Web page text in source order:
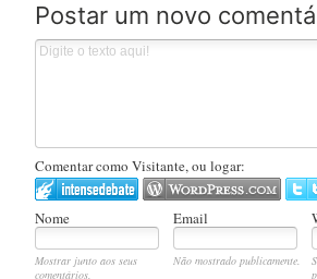
Postar um novo
Comentar como Visitante, ou logar:
Nome Email
Mostrar junto aos seus
comentários.
Não mostrado publicamente.